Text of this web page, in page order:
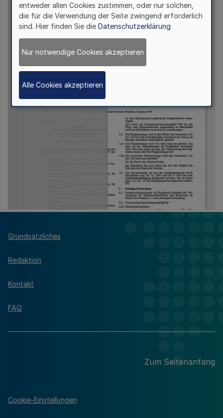
Grundsätzliches
Redaktion
Kontakt
FAQ
Zum Seitenanfang
Cookie-Einstellungen
entweder allen Cookies zustimmen, oder nur solchen,
die für die Verwendung der Seite zwingend erforderlich
sind. Hier finden Sie die Datenschutzerklärung
Nur notwendige Cookies akzeptieren
Alle Cookies akzeptieren